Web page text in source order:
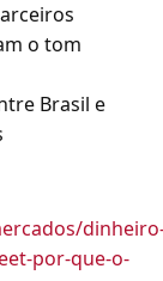
o tom
Brasil e
por-que-o-